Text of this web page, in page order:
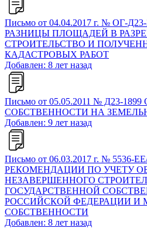
Письмо от 04.04.2017 г. № ОГ-
РАЗНИЦЫ ПЛОЩАДЕЙ В
СТРОИТЕЛЬСТВО И
КАДАСТРОВЫХ РАБОТ
Добавлен: 8 лет назад
Письмо от 05.05.2011 № Д23-
СОБСТВЕННОСТИ НА
Добавлен: 9 лет назад
Письмо от 06.03.2017 г. №
РЕКОМЕНДАЦИИ ПО УЧЕТУ
НЕЗАВЕРШЕННОГО
ГОСУДАРСТВЕННОЙ
РОССИЙСКОЙ ФЕДЕРАЦИИ И
СОБСТВЕННОСТИ
Добавлен: 8 лет назад